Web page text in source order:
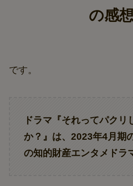
の感想
です。
ドラマ『それってパクリ
か？』は、2023年4月期
の知的財産エンタメドラ